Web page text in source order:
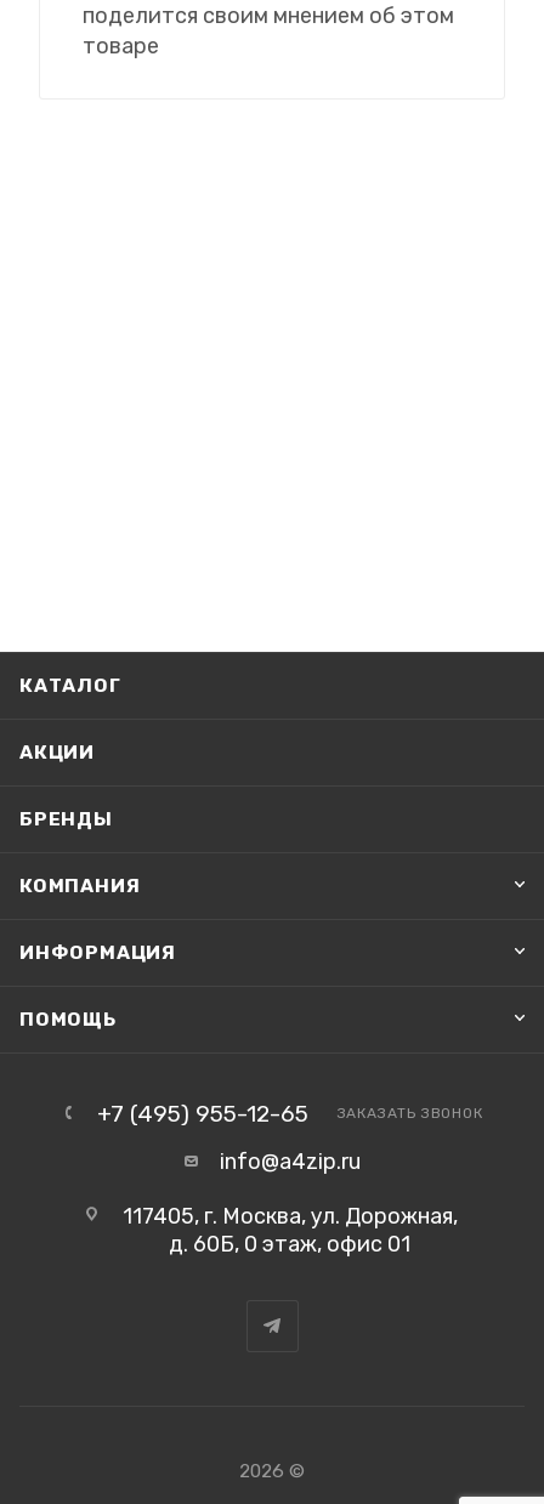
поделится своим мнением об этом
товаре
КАТАЛОГ
АКЦИИ
БРЕНДЫ
КОМПАНИЯ
ИНФОРМАЦИЯ
ПОМОЩЬ
+7 (495) 955-12-65 ЗАКАЗАТЬ ЗВОНОК
info@a4zip.ru
117405, г. Москва, ул. Дорожная,
д. 60Б, 0 этаж, офис 01
2026 ©